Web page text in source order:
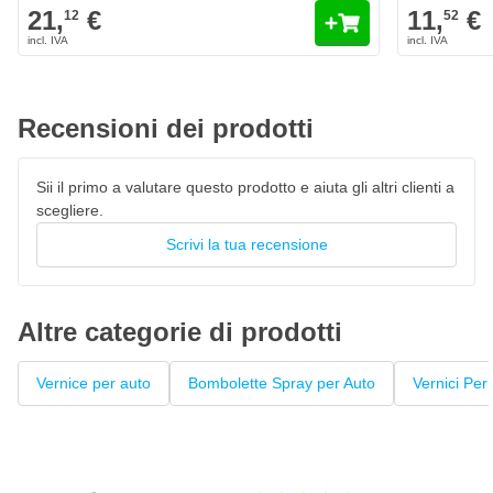
Il colore Lada 152 Paprika Metallic (Service Rus) è
colori
La vernice High Solid garantisce un'elevata copertura
Penna laccata con pennello privo di pelucchi
Questo fondo può essere verniciato con
21,12 € 11,52 €
Recensioni dei prodotti
Sii il primo a valutare questo prodotto e aiuta gli altri clienti a
scegliere.
Scrivi la tua recensione
Altre categorie di prodotti
Vernice per auto Bombolette Spray per Auto Vernici Per